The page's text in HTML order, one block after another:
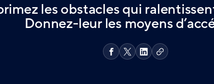
les obstacles qui
Donnez-leur les moyens
Partager
SharePartagerCopier